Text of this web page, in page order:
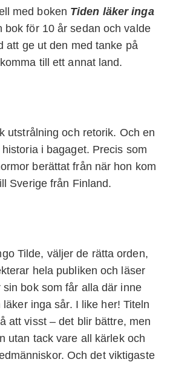
med boken Tiden läker inga
bok för 10 år sedan och valde
att ge ut den med tanke på
till ett annat land.
utstrålning och retorik. Och en
i bagaget. Precis som
berättat från när hon kom
Sverige från Finland.
Tilde, väljer de rätta orden,
hela publiken och läser
bok som får alla där inne
inga sår. I like her! Titeln
att visst – det blir bättre, men
utan tack vare all kärlek och
Och det viktigaste